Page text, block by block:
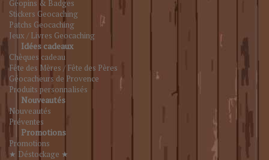
Géopins & Badges
Stickers Geocaching
Patchs Geocaching
Jeux / Livres Geocaching
Idées cadeaux
Chèques cadeau
Fête des Mères / Fête des Pères
Géocacheurs de Provence
Produits personnalisés
Nouveautés
Nouveautés
Préventes
Promotions
Promotions
★ Déstockage ★